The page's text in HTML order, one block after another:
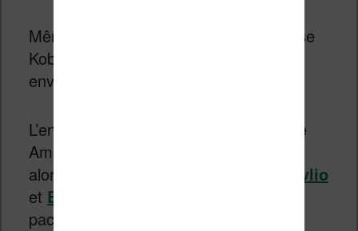
Même si le paquet est très fin, la liseuse
Kobo est bien protégée dans une
enveloppe à bulle.
L’ensemble s’inspire de ce que propose
Amazon avec un emballage très léger
alors que d’autres marques comme
Vivlio
et Bookeen
packaging plus premium.